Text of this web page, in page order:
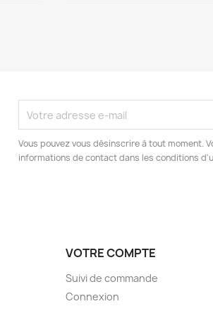
Vous pouvez vous désinscrire à tout moment.
informations de contact dans les conditions
VOTRE COMPTE
Suivi de commande
Connexion